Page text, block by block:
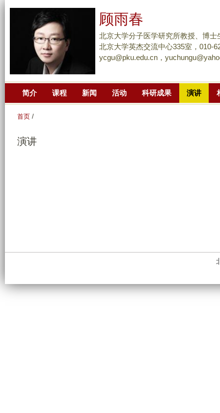
到
页
面
主
顾雨春
北京大学分子医学研究所教授、博
北京大学英杰交流中心335室，010-
ycgu@pku.edu.cn，
简介 课程 新闻 活动 科研成果 演讲
首页 /
演讲